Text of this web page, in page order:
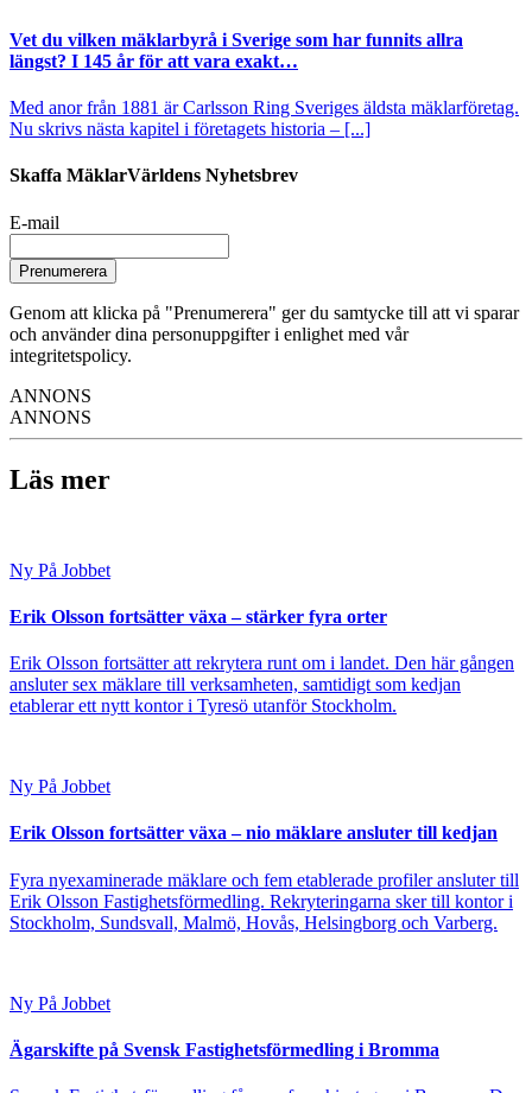
Vet du vilken mäklarbyrå i Sverige som har funnits allra
längst? I 145 år för att vara exakt…
Med anor från 1881 är Carlsson Ring Sveriges äldsta mäklarföretag.
Nu skrivs nästa kapitel i företagets historia – [...]
Skaffa MäklarVärldens Nyhetsbrev
E-mail
Prenumerera
Genom att klicka på "Prenumerera" ger du samtycke till att vi sparar
och använder dina personuppgifter i enlighet med vår
integritetspolicy.
ANNONS
ANNONS
Läs mer
Ny På Jobbet
Erik Olsson fortsätter växa – stärker fyra orter
Erik Olsson fortsätter att rekrytera runt om i landet. Den här gången
ansluter sex mäklare till verksamheten, samtidigt som kedjan
etablerar ett nytt kontor i Tyresö utanför Stockholm.
Ny På Jobbet
Erik Olsson fortsätter växa – nio mäklare ansluter till kedjan
Fyra nyexaminerade mäklare och fem etablerade profiler ansluter till
Erik Olsson Fastighetsförmedling. Rekryteringarna sker till kontor i
Stockholm, Sundsvall, Malmö, Hovås, Helsingborg och Varberg.
Ny På Jobbet
Ägarskifte på Svensk Fastighetsförmedling i Bromma